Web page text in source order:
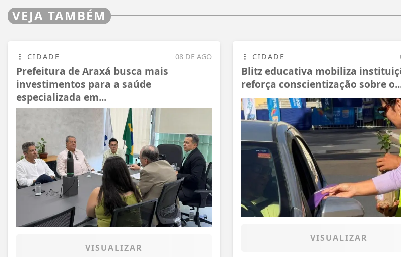
VEJA TAMBÉM
08 DE AGO
CIDADE
Prefeitura de Araxá busca mais
investimentos para a saúde
especializada em...
VISUALIZAR
CIDADE
Blitz educativa mobiliza
reforça conscientização sobre
VISUALIZAR